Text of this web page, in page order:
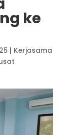
ke
| Kerjasama